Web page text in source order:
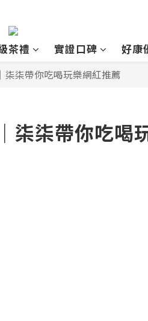
茶禮 實證口碑 好康
柒柒帶你吃喝玩樂網紅推薦
柒柒帶你吃喝